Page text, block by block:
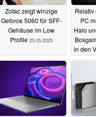
Zotac zeigt winzige
Geforce 5060 für SFF-
Gehäuse im Low
Profile 23.05.2025
Relativ
PC
Halo
in den